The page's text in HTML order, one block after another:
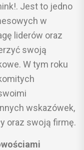
Jest to jedno
w
liderów oraz
swoją
W tym roku
wskazówek,
oraz swoją firmę.